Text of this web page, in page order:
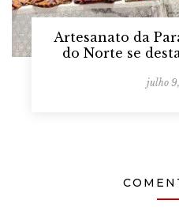
Artesanato da
do Norte se
julho